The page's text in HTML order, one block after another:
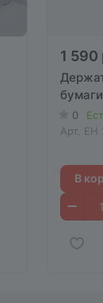
1 590
бумаги
0
Арт. EH
В